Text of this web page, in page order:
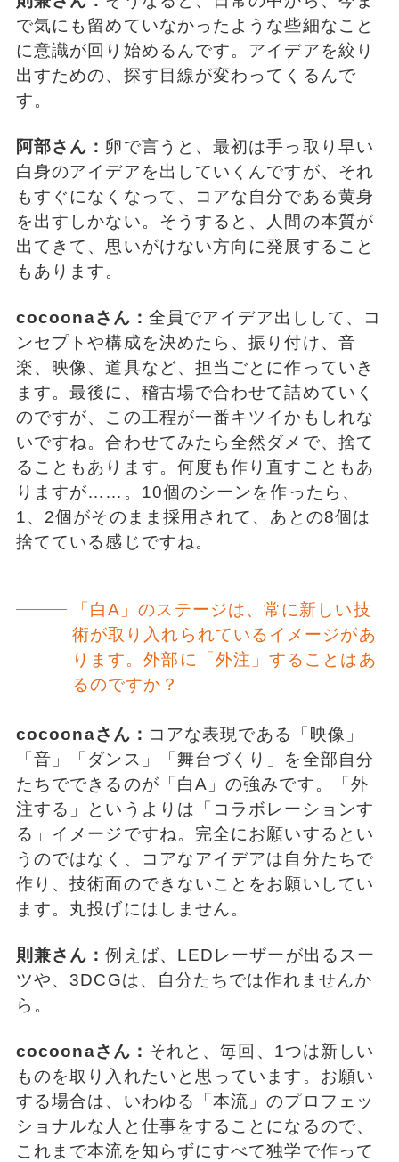
で気にも留めていなかったような些細なこと
に意識が回り始めるんです。アイデアを絞り
出すための、探す目線が変わってくるんで
す。
阿部さん： 卵で言うと、最初は手っ取り早い
白身のアイデアを出していくんですが、それ
もすぐになくなって、コアな自分である黄身
を出すしかない。そうすると、人間の本質が
出てきて、思いがけない方向に発展すること
もあります。
cocoonaさん： 全員でアイデア出しして、コ
ンセプトや構成を決めたら、振り付け、音
楽、映像、道具など、担当ごとに作っていき
ます。最後に、稽古場で合わせて詰めていく
のですが、この工程が一番キツイかもしれな
いですね。合わせてみたら全然ダメで、捨て
ることもあります。何度も作り直すこともあ
りますが……。10個のシーンを作ったら、
1、2個がそのまま採用されて、あとの8個は
捨てている感じですね。
「白A」のステージは、常に新しい技
術が取り入れられているイメージがあ
ります。外部に「外注」することはあ
るのですか？
cocoonaさん： コアな表現である「映像」
「音」「ダンス」「舞台づくり」を全部自分
たちでできるのが「白A」の強みです。「外
注する」というよりは「コラボレーションす
る」イメージですね。完全にお願いするとい
うのではなく、コアなアイデアは自分たちで
作り、技術面のできないことをお願いしてい
ます。丸投げにはしません。
則兼さん：例えば、LEDレーザーが出るスー
ツや、3DCGは、自分たちでは作れませんか
ら。
cocoonaさん： それと、毎回、1つは新しい
ものを取り入れたいと思っています。お願い
する場合は、いわゆる「本流」のプロフェッ
ショナルな人と仕事をすることになるので、
これまで本流を知らずにすべて独学で作って